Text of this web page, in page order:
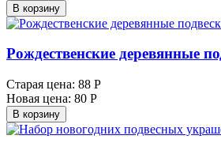
В корзину
Рождественские деревянные
Старая цена: 88 Р
Новая цена: 80 Р
В корзину